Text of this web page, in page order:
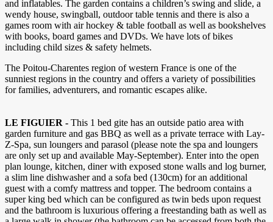
and inflatables. The garden contains a children’s swing and slide, a
wendy house, swingball, outdoor table tennis and there is also a
games room with air hockey & table football as well as bookshelves
with books, board games and DVDs. We have lots of bikes
including child sizes & safety helmets.
The Poitou-Charentes region of western France is one of the
sunniest regions in the country and offers a variety of possibilities
for families, adventurers, and romantic escapes alike.
LE FIGUIER - This 1 bed gite has an outside patio area with
garden furniture and gas BBQ as well as a private terrace with Lay-
Z-Spa, sun loungers and parasol (please note the spa and loungers
are only set up and available May-September). Enter into the open
plan lounge, kitchen, diner with exposed stone walls and log burner,
a slim line dishwasher and a sofa bed (130cm) for an additional
guest with a comfy mattress and topper. The bedroom contains a
super king bed which can be configured as twin beds upon request
and the bathroom is luxurious offering a freestanding bath as well as